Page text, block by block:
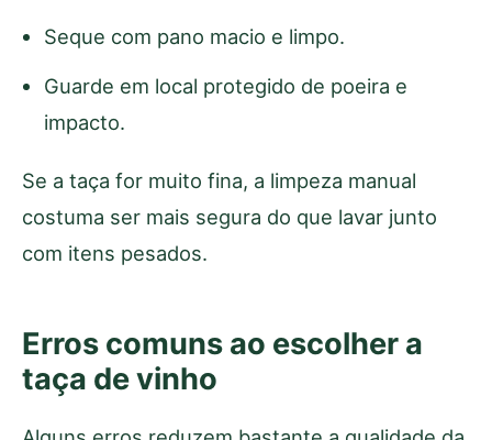
Seque com pano macio e limpo.
Guarde em local protegido de poeira e
impacto.
Se a taça for muito fina, a limpeza manual
costuma ser mais segura do que lavar junto
com itens pesados.
Erros comuns ao escolher a
taça de vinho